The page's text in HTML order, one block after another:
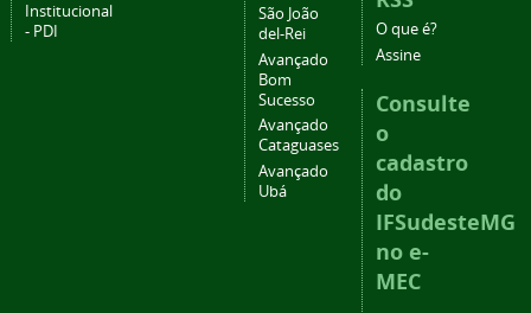
Institucional
- PDI
São João
del-Rei
Avançado
Bom
Sucesso
Avançado
Cataguases
Avançado
Ubá
O que é?
Assine
Consulte
o
cadastro
do
IFSudesteMG
no e-
MEC